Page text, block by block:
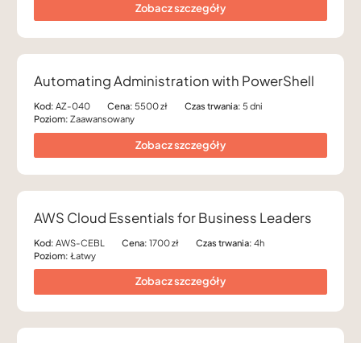
Zobacz szczegóły
Automating Administration with PowerShell
Kod: AZ-040 Cena: 5500 zł Czas trwania: 5 dni
Poziom: Zaawansowany
Zobacz szczegóły
AWS Cloud Essentials for Business Leaders
Kod: AWS-CEBL Cena: 1700 zł Czas trwania: 4h
Poziom: Łatwy
Zobacz szczegóły